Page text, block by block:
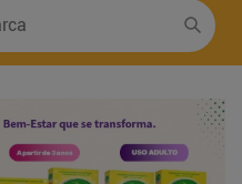
º
tylenol
fralda xg